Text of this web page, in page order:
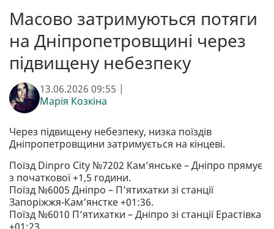
Масово затримуються потяги
на Дніпропетровщині через
підвищену небезпеку
13.06.2026 09:55 |
Марія Козкіна
Через підвищену небезпеку, низка поїздів
Дніпропетровщини затримується на кінцеві.
Поїзд Dinpro City №7202 Камʼянське – Дніпро прямує
з початкової +1,5 години.
Поїзд №6005 Дніпро – Пʼятихатки зі станції
Запоріжжя-Камʼянстке +01:36.
Поїзд №6010 Пʼятихатки – Дніпро зі станції Ерастівка